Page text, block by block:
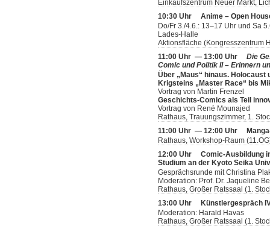
Einkaufszentrum Neuer Markt,
10:30 Uhr Anime – Open
Do/Fr 3./4.6.: 13–17 Uhr und Sa
Lades-Halle
Aktionsfläche (Kongresszentrum
11:00 Uhr — 13:00 Uhr Die
Comic und Politik II – Erinnern
Über „Maus“ hinaus. Holocaust
Krigsteins „Master Race“ bis
Vortrag von Martin Frenzel
Geschichts-Comics als Teil
Vortrag von René Mounajed
Rathaus, Trauungszimmer, 1.
11:00 Uhr — 12:00 Uhr
Rathaus, Workshop-Raum
12:00 Uhr Comic-Ausbildung
Studium an der Kyoto Seika
Gesprächsrunde mit Christina
Moderation: Prof. Dr. Jaqueline
Rathaus, Großer Ratssaal (1.
13:00 Uhr
Künstlergespräch
Moderation: Harald Havas
Rathaus, Großer Ratssaal (1.